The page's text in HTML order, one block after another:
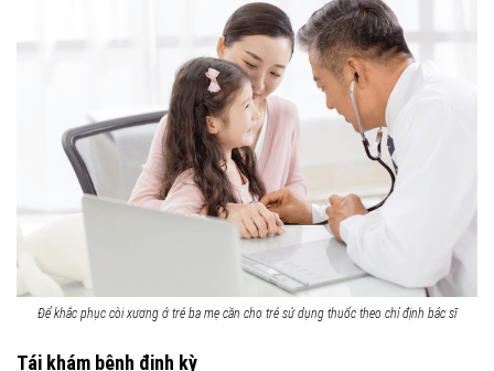
Để khắc phục còi xương ở trẻ ba mẹ cần cho trẻ sử dụng thuốc theo chỉ định bác sĩ
Tái khám bệnh định kỳ